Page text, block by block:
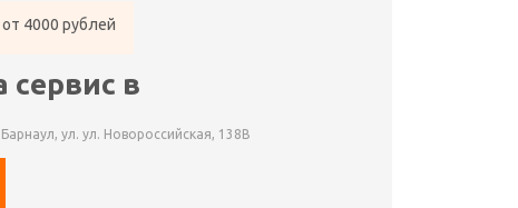
4000 рублей
сервис в
ул. ул. Новороссийская, 138В